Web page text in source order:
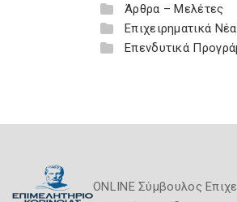
Άρθρα – Μελέτες
Επιχειρηματικά Νέα
Επενδυτικά
ONLINE Σύμβουλος